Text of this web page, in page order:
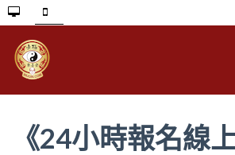
《24小時報名線